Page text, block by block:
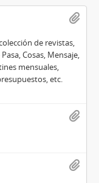
de revistas,
Cosas, Mensaje,
mensuales,
etc.